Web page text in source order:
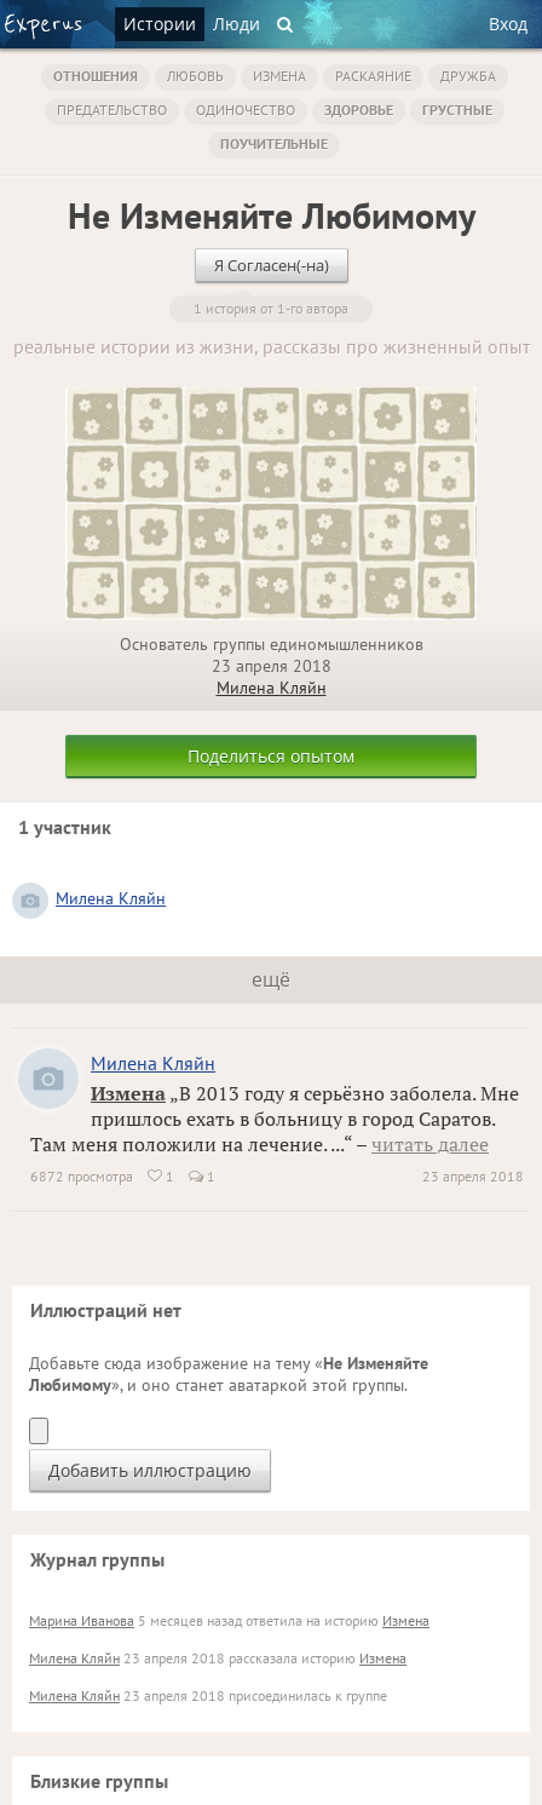
Истории Люди Вход
ОТНОШЕНИЯ ЛЮБОВЬ ИЗМЕНА РАСКАЯНИЕ
ДРУЖБА
ПРЕДАТЕЛЬСТВО
ОДИНОЧЕСТВО ЗДОРОВЬЕ
ГРУСТНЫЕ
ПОУЧИТЕЛЬНЫЕ
Не Изменяйте Любимому
Я Согласен(-на)
1 история от 1-го автора
реальные истории из жизни, рассказы про жизненный опыт
Основатель группы единомышленников
23 апреля 2018
Милена Кляйн
Поделиться опытом
1 участник
Милена Кляйн
ещё
Милена Кляйн
Измена „В 2013 году я серьёзно заболела. Мне
пришлось ехать в больницу в город Саратов.
Там меня положили на лечение. ...“ – читать далее
23 апреля 2018
6872 просмотра  1 1
Иллюстраций нет
Добавьте сюда изображение на тему «Не Изменяйте
Любимому», и оно станет аватаркой этой группы.
Журнал группы
Марина Иванова 5 месяцев назад ответила на историю Измена
Милена Кляйн 23 апреля 2018 рассказала историю Измена
Милена Кляйн 23 апреля 2018 присоединилась к группе
Близкие группы